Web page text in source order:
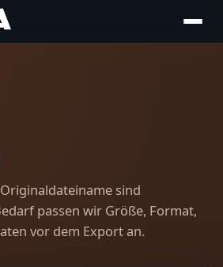
sind
passen wir Größe, Format,
vor dem Export an.